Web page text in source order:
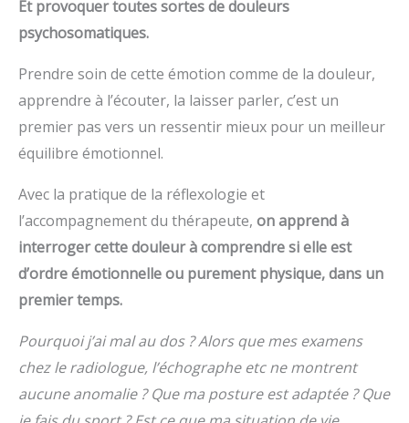
Et provoquer toutes sortes de douleurs
psychosomatiques.
Prendre soin de cette émotion comme de la douleur,
apprendre à l’écouter, la laisser parler, c’est un
premier pas vers un ressentir mieux pour un meilleur
équilibre émotionnel.
Avec la pratique de la réflexologie et
l’accompagnement du thérapeute, on apprend à
interroger cette douleur à comprendre si elle est
d’ordre émotionnelle ou purement physique, dans un
premier temps.
Pourquoi j’ai mal au dos ? Alors que mes examens
chez le radiologue, l’échographe etc ne montrent
aucune anomalie ? Que ma posture est adaptée ? Que